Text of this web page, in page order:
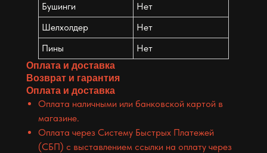
Бушинги
Нет
Шелхолдер
Нет
Пины
Нет
Оплата и доставка
Возврат и гарантия
Оплата и доставка
Оплата наличными или банковской картой в
магазине.
Оплата через Систему Быстрых Платежей
(СБП) с выставлением ссылки на оплату через